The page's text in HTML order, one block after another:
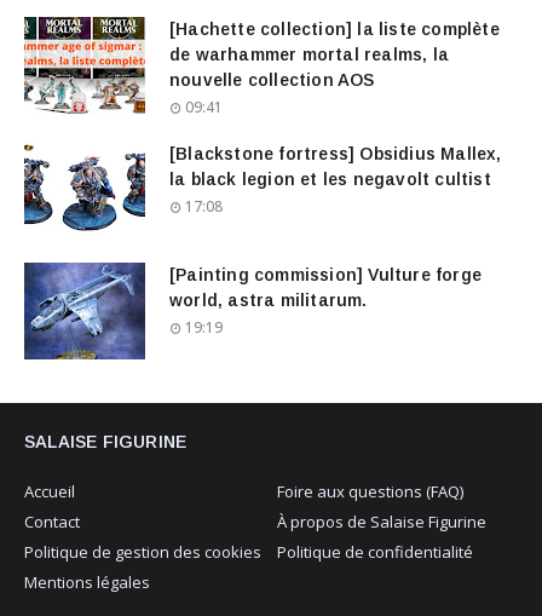
[Hachette collection] la liste complète
de warhammer mortal realms, la
nouvelle collection AOS
09:41
[Blackstone fortress] Obsidius Mallex,
la black legion et les negavolt cultist
17:08
[Painting commission] Vulture forge
world, astra militarum.
19:19
SALAISE FIGURINE
Accueil
Foire aux questions (FAQ)
Contact
À propos de Salaise Figurine
Politique de gestion des cookies
Politique de confidentialité
Mentions légales